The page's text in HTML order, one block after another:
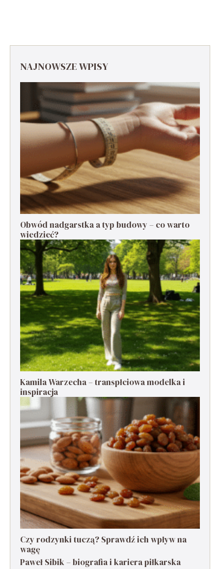
NAJNOWSZE WPISY
Obwód nadgarstka a typ budowy – co warto
wiedzieć?
Kamila Warzecha – transpłciowa modelka i
inspiracja
Czy rodzynki tuczą? Sprawdź ich wpływ na
wagę
Paweł Sibik – biografia i kariera piłkarska